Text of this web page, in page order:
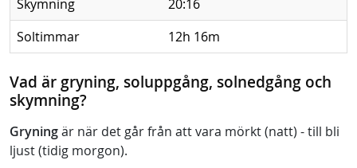
Skymning
20:16
Soltimmar
12h 16m
Vad är gryning, soluppgång, solnedgång och
skymning?
Gryningär när det går från att vara mörkt (natt) - till bli
ljust (tidig morgon).